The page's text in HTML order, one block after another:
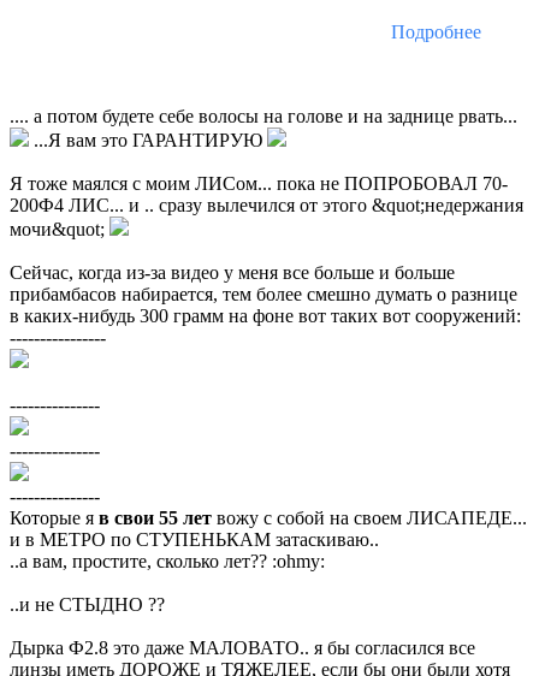
Подробнее
.... а потом будете себе волосы на голове и на заднице рвать...
...Я вам это ГАРАНТИРУЮ
Я тоже маялся с моим ЛИСом... пока не ПОПРОБОВАЛ 70-
200Ф4 ЛИС... и .. сразу вылечился от этого &quot;недержания
мочи&quot;
Сейчас, когда из-за видео у меня все больше и больше
прибамбасов набирается, тем более смешно думать о разнице
в каких-нибудь 300 грамм на фоне вот таких вот сооружений:
----------------
---------------
---------------
---------------
Которые я в свои 55 лет вожу с собой на своем ЛИСАПЕДЕ...
и в МЕТРО по СТУПЕНЬКАМ затаскиваю..
..а вам, простите, сколько лет?? :ohmy:
..и не СТЫДНО ??
Дырка Ф2.8 это даже МАЛОВАТО.. я бы согласился все
линзы иметь ДОРОЖЕ и ТЯЖЕЛЕЕ, если бы они были хотя